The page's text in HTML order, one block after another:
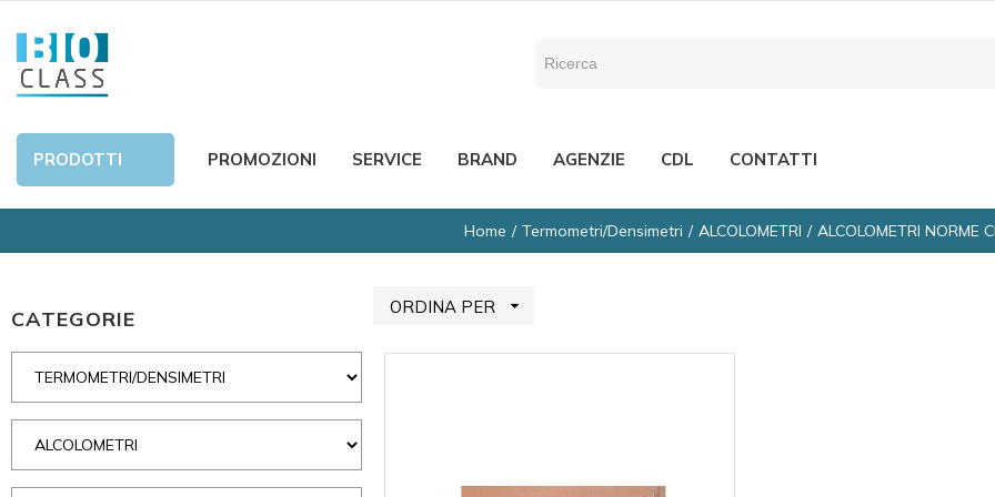
PRODOTTI PROMOZIONI SERVICE BRAND AGENZIE CDL CONTATTI
Home Termometri/Densimetri ALCOLOMETRI ALCOLOMETRI NORME
CATEGORIE ORDINA PER 